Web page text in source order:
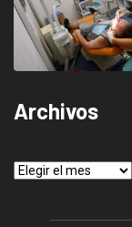
Archivos
Archivos